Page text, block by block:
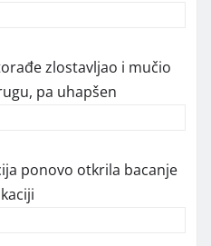
zlostavljao i mučio
pa uhapšen
ponovo otkrila bacanje